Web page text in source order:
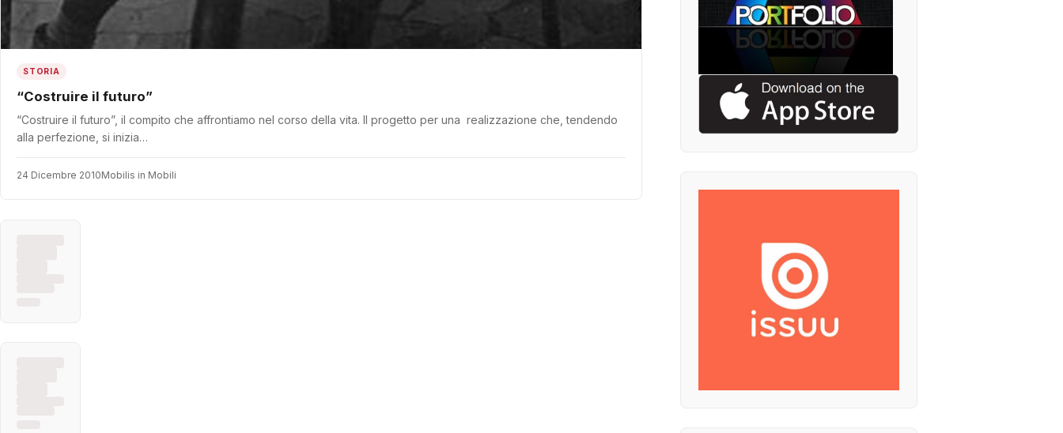
STORIA
“Costruire il futuro”
“Costruire il futuro”, il compito che affrontiamo nel corso della vita. Il progetto per una realizzazione che, tendendo
alla perfezione, si inizia…
24 Dicembre 2010Mobilis in Mobili